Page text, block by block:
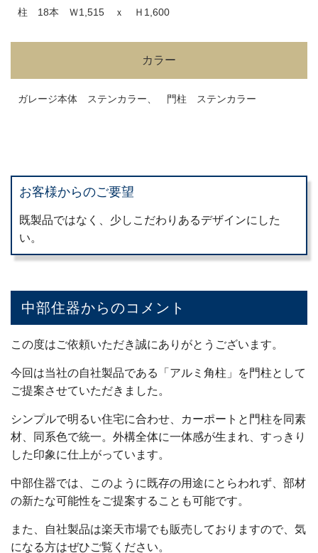
柱 18本 Ｗ1,515 ｘ Ｈ1,600
カラー
ガレージ本体 ステンカラー、 門柱 ステンカラー
お客様からのご要望
既製品ではなく、少しこだわりあるデザインにした
い。
中部住器からのコメント
この度はご依頼いただき誠にありがとうございます。
今回は当社の自社製品である「アルミ角柱」を門柱として
ご提案させていただきました。
シンプルで明るい住宅に合わせ、カーポートと門柱を同素
材、同系色で統一。外構全体に一体感が生まれ、すっきり
した印象に仕上がっています。
中部住器では、このように既存の用途にとらわれず、部材
の新たな可能性をご提案することも可能です。
また、自社製品は楽天市場でも販売しておりますので、気
になる方はぜひご覧ください。